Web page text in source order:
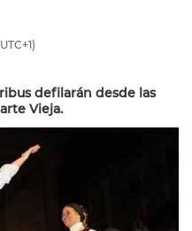
defilarán desde las
Vieja.